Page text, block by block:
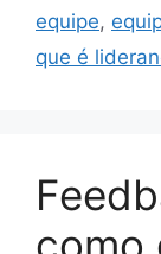
equipe,
que é